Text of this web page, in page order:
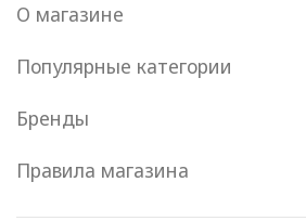
О магазине
Популярные категории
Бренды
Правила магазина